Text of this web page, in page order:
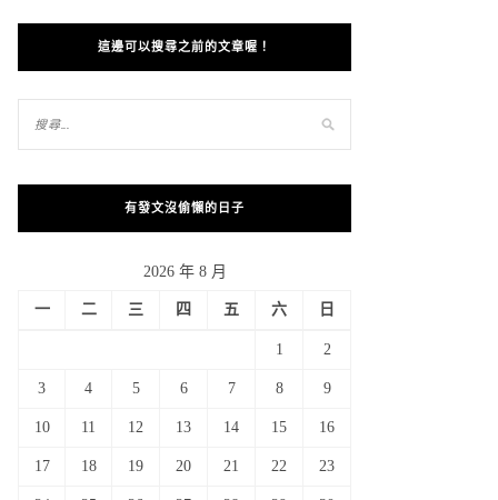
這邊可以搜尋之前的文章喔！
有發文沒偷懶的日子
2026 年 8 月
一 二 三 四 五 六 日
1 2
3 4 5 6 7 8 9
10 11 12 13 14 15 16
17 18 19 20 21 22 23